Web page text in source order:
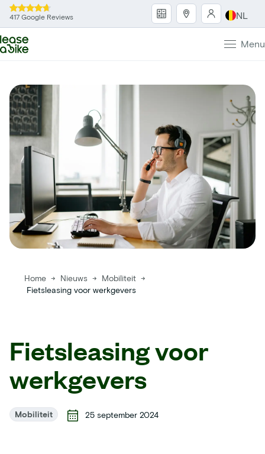
417 Google Reviews NL
Menu
Home → Nieuws → Mobiliteit →
Fietsleasing voor werkgevers
Fietsleasing voor
werkgevers
Mobiliteit 25 september 2024